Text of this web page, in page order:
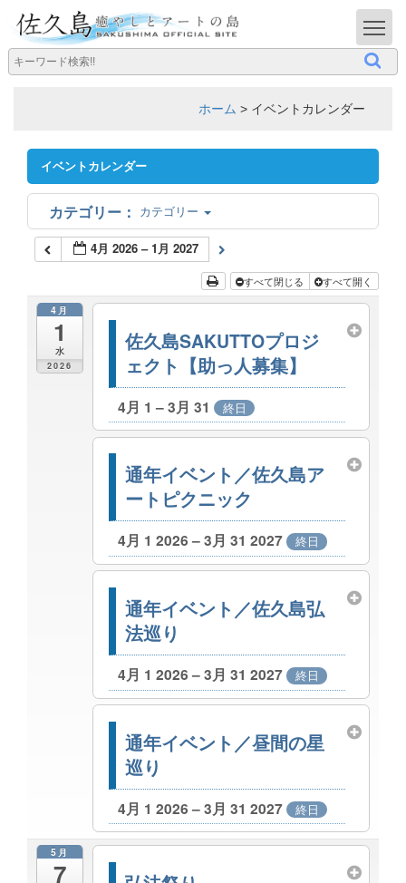
ホーム > イベントカレンダー
イベントカレンダー
カテゴリー
4月 2026 – 1月 2027
すべて閉じる すべて開く
4月
1
水
2026
佐久島SAKUTTOプロジ
ェクト【助っ人募集】
4月 1 – 3月 31 終日
通年イベント／佐久島ア
ートピクニック
4月 1 2026 – 3月 31 2027 終日
通年イベント／佐久島弘
法巡り
4月 1 2026 – 3月 31 2027 終日
通年イベント／昼間の星
巡り
4月 1 2026 – 3月 31 2027 終日
5月
7